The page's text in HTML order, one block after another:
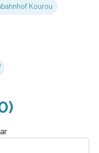
Kourou